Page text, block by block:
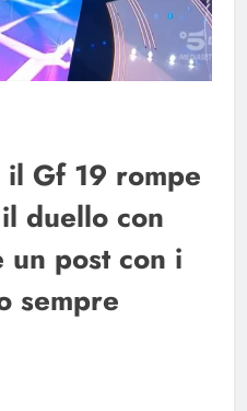
il Gf 19 rompe
duello con
un post con i
sempre